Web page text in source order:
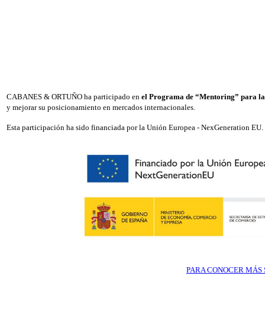
CABANES & ORTUÑO ha participado en el Programa de “Mentoring” para
y mejorar su posicionamiento en mercados internacionales.
Esta participación ha sido financiada por la Unión Europea - NexGeneration EU.
PARA CONOCER MÁS